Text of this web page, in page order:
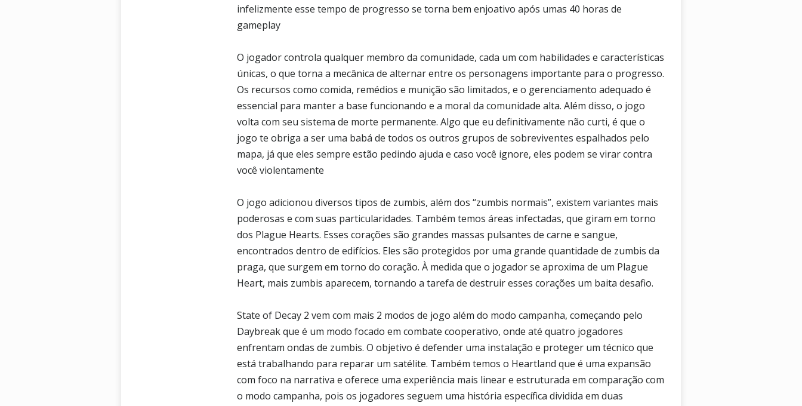
infelizmente esse tempo de progresso se torna bem enjoativo após umas 40 horas de
gameplay
O jogador controla qualquer membro da comunidade, cada um com habilidades e características
únicas, o que torna a mecânica de alternar entre os personagens importante para o progresso.
Os recursos como comida, remédios e munição são limitados, e o gerenciamento adequado é
essencial para manter a base funcionando e a moral da comunidade alta. Além disso, o jogo
volta com seu sistema de morte permanente. Algo que eu definitivamente não curti, é que o
jogo te obriga a ser uma babá de todos os outros grupos de sobreviventes espalhados pelo
mapa, já que eles sempre estão pedindo ajuda e caso você ignore, eles podem se virar contra
você violentamente
O jogo adicionou diversos tipos de zumbis, além dos “zumbis normais”, existem variantes mais
poderosas e com suas particularidades. Também temos áreas infectadas, que giram em torno
dos Plague Hearts. Esses corações são grandes massas pulsantes de carne e sangue,
encontrados dentro de edifícios. Eles são protegidos por uma grande quantidade de zumbis da
praga, que surgem em torno do coração. À medida que o jogador se aproxima de um Plague
Heart, mais zumbis aparecem, tornando a tarefa de destruir esses corações um baita desafio.
State of Decay 2 vem com mais 2 modos de jogo além do modo campanha, começando pelo
Daybreak que é um modo focado em combate cooperativo, onde até quatro jogadores
enfrentam ondas de zumbis. O objetivo é defender uma instalação e proteger um técnico que
está trabalhando para reparar um satélite. Também temos o Heartland que é uma expansão
com foco na narrativa e oferece uma experiência mais linear e estruturada em comparação com
o modo campanha, pois os jogadores seguem uma história específica dividida em duas